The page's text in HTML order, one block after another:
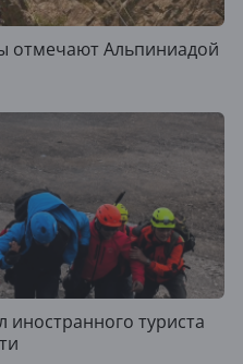
отмечают Альпиниадой
иностранного туриста